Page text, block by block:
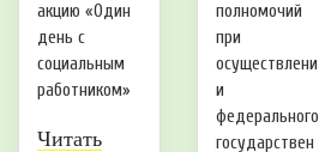
акцию «Один
день с
социальным
работником»
Читать
полномочий
при
осуществлени
и
федерального
государствен